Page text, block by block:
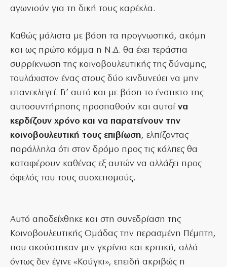
αγωνιούν για τη δική τους καρέκλα.
Καθώς μάλιστα με βάση τα προγνωστικά, ακόμη
και ως πρώτο κόμμα η Ν.Δ. θα έχει τεράστια
συρρίκνωση της κοινοβουλευτικής της δύναμης,
τουλάχιστον ένας στους δύο κινδυνεύει να μην
επανεκλεγεί. Γι’ αυτό και με βάση το ένστικτο της
αυτοσυντήρησης προσπαθούν και αυτοί να
κερδίζουν χρόνο και να παρατείνουν την
κοινοβουλευτική τους επιβίωση, ελπίζοντας
παράλληλα ότι στον δρόμο προς τις κάλπες θα
καταφέρουν καθένας εξ αυτών να αλλάξει προς
όφελός του τους συσχετισμούς.
Αυτό αποδείχθηκε και στη συνεδρίαση της
Κοινοβουλευτικής Ομάδας την περασμένη Πέμπτη,
που ακούστηκαν μεν γκρίνια και κριτική, αλλά
όντως δεν έγινε «Κούγκι», επειδή ακριβώς η